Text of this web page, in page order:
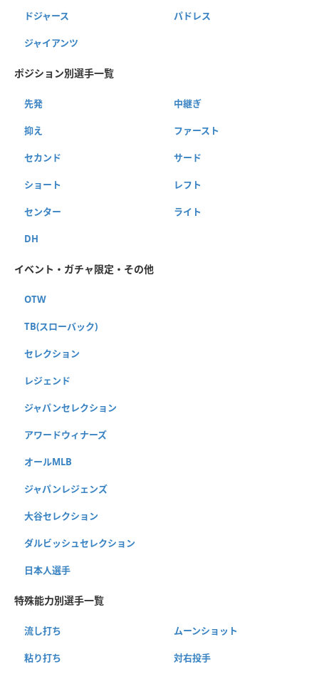
ドジャース パドレス
ジャイアンツ
ポジション別選手一覧
先発 中継ぎ
抑え ファースト
セカンド サード
ショート レフト
センター ライト
DH
イベント・ガチャ限定・その他
OTW
TB(スローバック)
セレクション
レジェンド
ジャパンセレクション
アワードウィナーズ
オールMLB
ジャパンレジェンズ
大谷セレクション
ダルビッシュセレクション
日本人選手
特殊能力別選手一覧
流し打ち ムーンショット
粘り打ち 対右投手